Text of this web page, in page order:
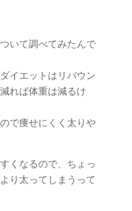
いて調べてみたんで
イエットはリバウン
れば体重は減るけ
で痩せにくく太りや
くなるので、ちょっ
り太ってしまうって